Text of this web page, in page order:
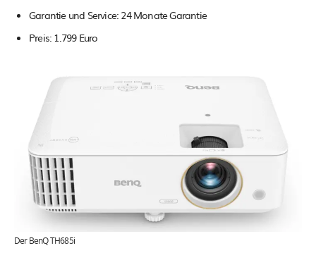
Garantie und Service: 24 Monate Garantie
Preis: 1.799 Euro
Der BenQ TH685i